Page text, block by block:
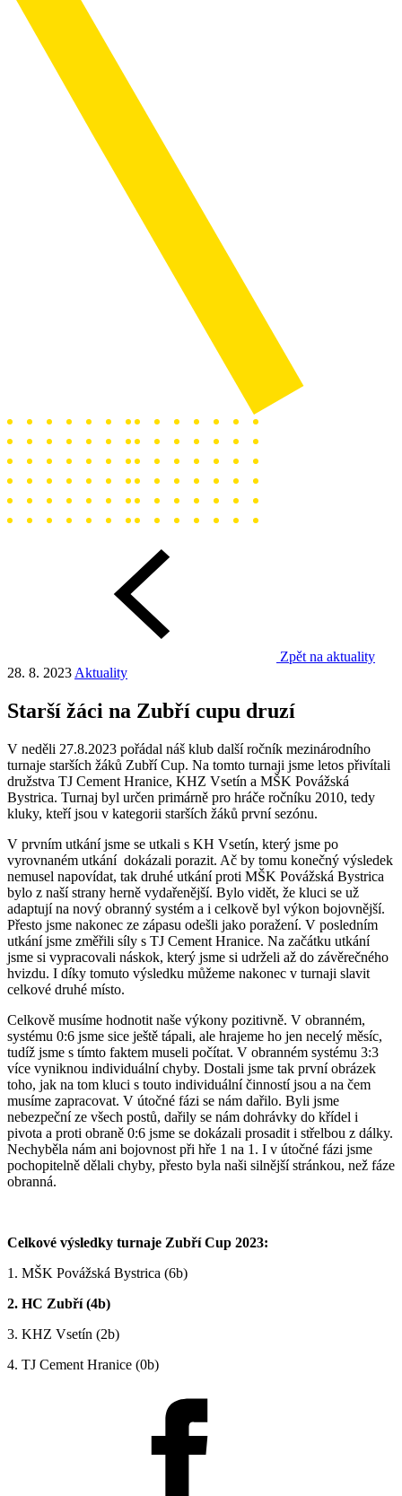
Zpět na aktuality
28. 8. 2023 Aktuality
Starší žáci na Zubří cupu druzí
V neděli 27.8.2023 pořádal náš klub další ročník mezinárodního
turnaje starších žáků Zubří Cup. Na tomto turnaji jsme letos přivítali
družstva TJ Cement Hranice, KHZ Vsetín a MŠK Povážská
Bystrica. Turnaj byl určen primárně pro hráče ročníku 2010, tedy
kluky, kteří jsou v kategorii starších žáků první sezónu.
V prvním utkání jsme se utkali s KH Vsetín, který jsme po
vyrovnaném utkání dokázali porazit. Ač by tomu konečný výsledek
nemusel napovídat, tak druhé utkání proti MŠK Povážská Bystrica
bylo z naší strany herně vydařenější. Bylo vidět, že kluci se už
adaptují na nový obranný systém a i celkově byl výkon bojovnější.
Přesto jsme nakonec ze zápasu odešli jako poražení. V posledním
utkání jsme změřili síly s TJ Cement Hranice. Na začátku utkání
jsme si vypracovali náskok, který jsme si udrželi až do závěrečného
hvizdu. I díky tomuto výsledku můžeme nakonec v turnaji slavit
celkové druhé místo.
Celkově musíme hodnotit naše výkony pozitivně. V obranném,
systému 0:6 jsme sice ještě tápali, ale hrajeme ho jen necelý měsíc,
tudíž jsme s tímto faktem museli počítat. V obranném systému 3:3
více vyniknou individuální chyby. Dostali jsme tak první obrázek
toho, jak na tom kluci s touto individuální činností jsou a na čem
musíme zapracovat. V útočné fázi se nám dařilo. Byli jsme
nebezpeční ze všech postů, dařily se nám dohrávky do křídel i
pivota a proti obraně 0:6 jsme se dokázali prosadit i střelbou z dálky.
Nechyběla nám ani bojovnost při hře 1 na 1. I v útočné fázi jsme
pochopitelně dělali chyby, přesto byla naši silnější stránkou, než fáze
obranná.
Celkové výsledky turnaje Zubří Cup 2023:
1. MŠK Povážská Bystrica (6b)
2. HC Zubří (4b)
3. KHZ Vsetín (2b)
4. TJ Cement Hranice (0b)